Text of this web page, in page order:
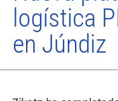
logística
en Júndiz